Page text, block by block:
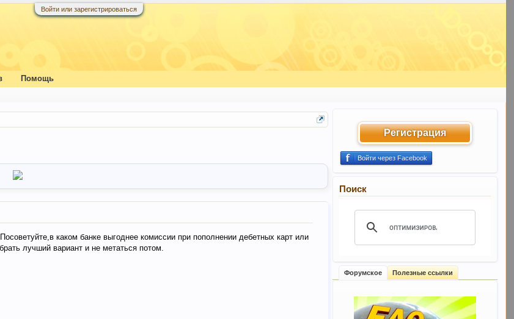
Войти или зарегистрироваться
каком банке выгоднее комиссии при пополнении дебетных карт или
лучший вариант и не метаться потом.
Регистрация
Войти через Facebook
Поиск
Форумское Полезные ссылки
Помощь